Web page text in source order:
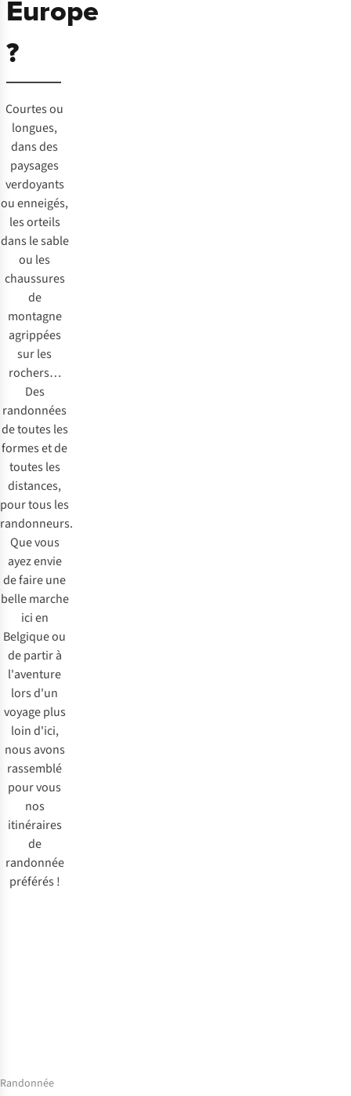
Europe
?
Courtes ou
longues,
dans des
paysages
verdoyants
ou enneigés,
les orteils
dans le sable
ou les
chaussures
de
montagne
agrippées
sur les
rochers…
Des
randonnées
de toutes les
formes et de
toutes les
distances,
pour tous les
randonneurs.
Que vous
ayez envie
de faire une
belle marche
ici en
Belgique ou
de partir à
l'aventure
lors d'un
voyage plus
loin d'ici,
nous avons
rassemblé
pour vous
nos
itinéraires
de
randonnée
préférés !
Randonnée